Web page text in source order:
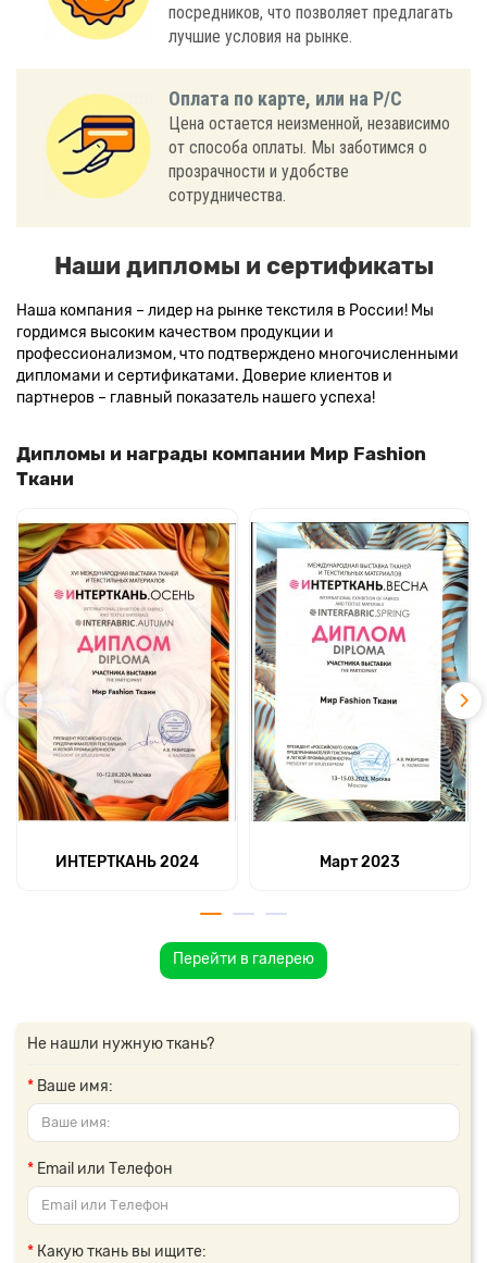
посредников, что позволяет предлагать
лучшие условия на рынке.
Оплата по карте, или на Р/С
Цена остается неизменной, независимо
от способа оплаты. Мы заботимся о
прозрачности и удобстве
сотрудничества.
Наши дипломы и сертификаты
Наша компания – лидер на рынке текстиля в России! Мы
гордимся высоким качеством продукции и
профессионализмом, что подтверждено многочисленными
дипломами и сертификатами. Доверие клиентов и
партнеров – главный показатель нашего успеха!
Дипломы и награды компании Мир Fashion
Ткани
ИНТЕРТКАНЬ 2024 Март 2023
Перейти в галерею
Не нашли нужную ткань?
Ваше имя:
Email или Телефон
Какую ткань вы ищите: